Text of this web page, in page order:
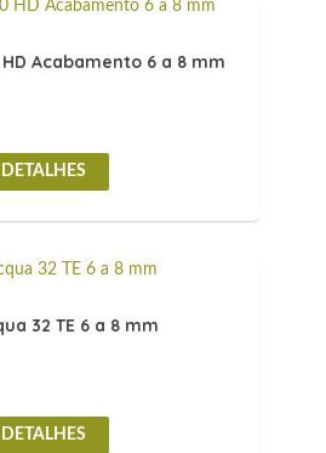
Acabamento 6 a 8 mm
32 TE 6 a 8 mm